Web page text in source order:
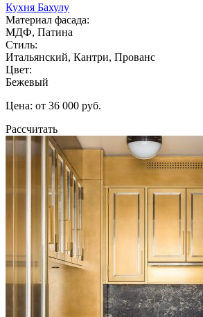
Кухня Бахулу
Материал фасада:
МДФ, Патина
Стиль:
Итальянский, Кантри, Прованс
Цвет:
Бежевый
Цена: от 36 000 руб.
Рассчитать